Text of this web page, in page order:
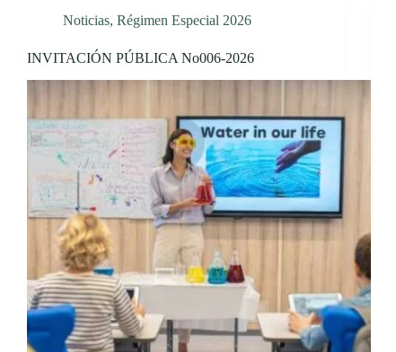
Noticias, Régimen Especial 2026
INVITACIÓN PÚBLICA No006-2026